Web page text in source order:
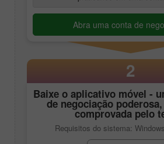
Abra uma conta de
2
Baixe o aplicativo móvel -
de negociação
comprovada pelo
Requisitos do sistema: